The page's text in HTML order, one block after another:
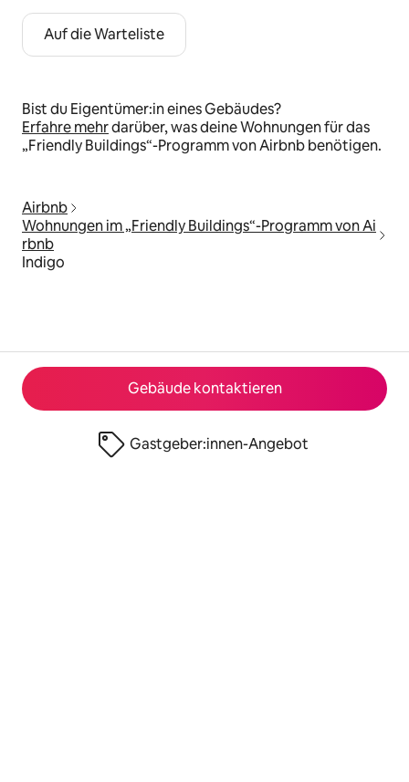
Gebäude kontaktieren
Gastgeber:innen-Angebot
Auf die Warteliste
Bist du Eigentümer:in eines Gebäudes?
Erfahre mehrdarüber, was deine Wohnungen für das
„Friendly Buildings“-Programm von Airbnb benötigen.
Airbnb
Wohnungen im „Friendly Buildings“-Programm von Ai
rbnb
Indigo